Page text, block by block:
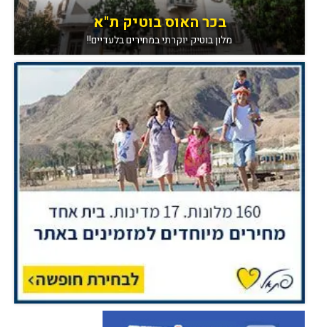
בכר האוס בוטיק ת"א
מלון בוטיק יוקרתי במחירים בלעדיים!!